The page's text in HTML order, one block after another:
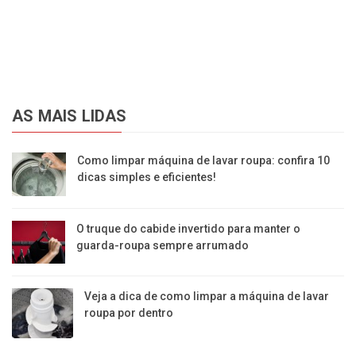
AS MAIS LIDAS
Como limpar máquina de lavar roupa: confira 10
dicas simples e eficientes!
O truque do cabide invertido para manter o
guarda-roupa sempre arrumado
Veja a dica de como limpar a máquina de lavar
roupa por dentro